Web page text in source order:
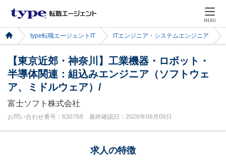
MENU
type転職エージェントIT ITエンジニア・システムエンジニア
【東京近郊・神奈川】工業機器・ロボット・
半導体関連：組込みエンジニア（ソフトウェ
ア、ミドルウェア）/
富士ソフト株式会社
お問い合わせ番号：630768 最終確認日：2026年08月08日
求人の特徴